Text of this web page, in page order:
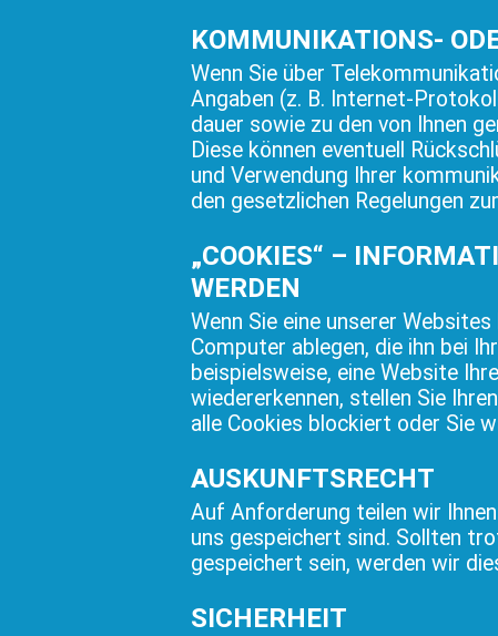
KOMMUNIKATIONS-
Wenn Sie über
Angaben (z. B. Internet-
dauer sowie zu den von Ihnen
Diese können eventuell
und Verwendung Ihrer
den gesetzlichen Regelungen
„COOKIES“ –
WERDEN
Wenn Sie eine unserer
Computer ablegen, die ihn bei
beispielsweise, eine Website
wiedererkennen, stellen Sie
alle Cookies blockiert oder Sie
AUSKUNFTSRECHT
Auf Anforderung teilen wir
uns gespeichert sind. Sollten
gespeichert sein, werden wir
SICHERHEIT